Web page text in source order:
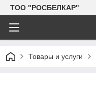
TOO "РОСБЕЛКАР"
Товары и услуги